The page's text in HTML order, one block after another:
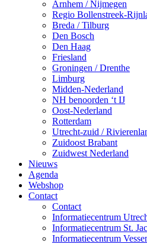
Arnhem / Nijmegen
Regio Bollenstreek-
Breda / Tilburg
Den Bosch
Den Haag
Friesland
Groningen / Drenthe
Limburg
Midden-Nederland
NH benoorden ‘t IJ
Oost-Nederland
Rotterdam
Utrecht-zuid /
Zuidoost Brabant
Zuidwest Nederland
Nieuws
Agenda
Webshop
Contact
Contact
Informatiecentrum
Informatiecentrum St.
Informatiecentrum